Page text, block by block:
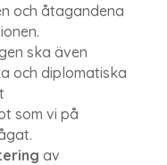
och åtagandena
ska även
och diplomatiska
som vi på
av